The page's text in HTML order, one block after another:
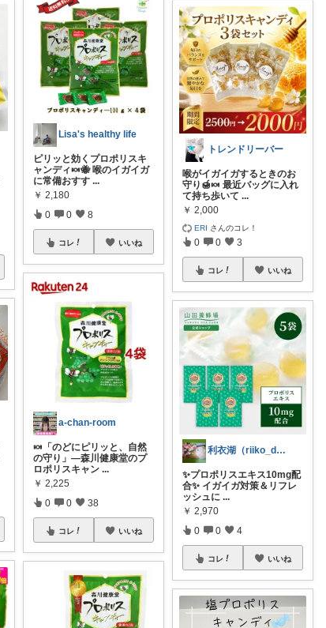
Lisa's healthy life
ピリッと効くプロポリスキ
ャンディ🍬🐝 喉のイガイガ
に常備おすす ...
￥ 2,180
0 0 8
コレ いいね
a-chan-room
🍬「のどにピリッと、自然
の守り」—森川健康堂のプ
ロポリスキャン ...
￥ 2,225
0 0 38
コレ いいね
トレンドリーバー
喉がイガイガするときのお
守り🍯🍬 最近バッグに入れ
て持ち歩いて ...
￥ 2,000
ERI さんのコレ！
0 0 3
コレ いいね
利衣湖（riiko_desu）
✨プロポリスエキス10mg配
合✨ イガイガ対策＆リフレ
ッシュに ...
￥ 2,970
0 0 4
コレ いいね